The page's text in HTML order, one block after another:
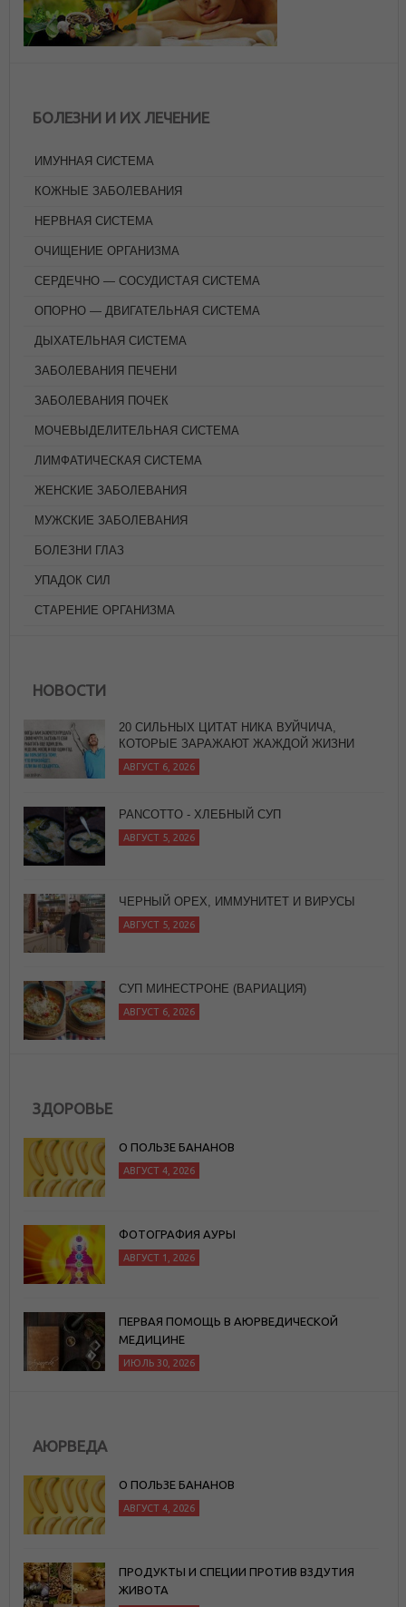
БОЛЕЗНИ И ИХ ЛЕЧЕНИЕ
ИМУННАЯ СИСТЕМА
КОЖНЫЕ ЗАБОЛЕВАНИЯ
НЕРВНАЯ СИСТЕМА
ОЧИЩЕНИЕ ОРГАНИЗМА
СЕРДЕЧНО — СОСУДИСТАЯ СИСТЕМА
ОПОРНО — ДВИГАТЕЛЬНАЯ СИСТЕМА
ДЫХАТЕЛЬНАЯ СИСТЕМА
ЗАБОЛЕВАНИЯ ПЕЧЕНИ
ЗАБОЛЕВАНИЯ ПОЧЕК
МОЧЕВЫДЕЛИТЕЛЬНАЯ СИСТЕМА
ЛИМФАТИЧЕСКАЯ СИСТЕМА
ЖЕНСКИЕ ЗАБОЛЕВАНИЯ
МУЖСКИЕ ЗАБОЛЕВАНИЯ
БОЛЕЗНИ ГЛАЗ
УПАДОК СИЛ
СТАРЕНИЕ ОРГАНИЗМА
НОВОСТИ
PANCOTTO - ХЛЕБНЫЙ СУП
ЧЕРНЫЙ ОРЕХ, ИММУНИТЕТ И ВИРУСЫ
АВГУСТ 5, 2026
СУП МИНЕСТРОНЕ (ВАРИАЦИЯ)
АВГУСТ 6, 2026
ЗДОРОВЬЕ
О ПОЛЬЗЕ БАНАНОВ
АВГУСТ 4, 2026
ФОТОГРАФИЯ АУРЫ
АВГУСТ 1, 2026
ПЕРВАЯ ПОМОЩЬ В АЮРВЕДИЧЕСКОЙ
МЕДИЦИНЕ
ИЮЛЬ 30, 2026
АЮРВЕДА
О ПОЛЬЗЕ БАНАНОВ
АВГУСТ 4, 2026
ПРОДУКТЫ И СПЕЦИИ ПРОТИВ ВЗДУТИЯ
ЖИВОТА